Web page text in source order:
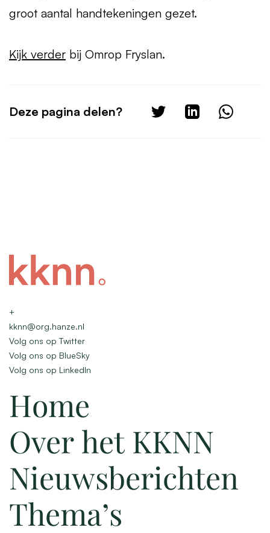
groot aantal handtekeningen gezet.
Kijk verder bij Omrop Fryslan.
Deze pagina delen?
+
kknn@org.hanze.nl
Volg ons op Twitter
Volg ons op BlueSky
Volg ons op LinkedIn
Home
Over het KKNN
Nieuwsberichten
Thema’s